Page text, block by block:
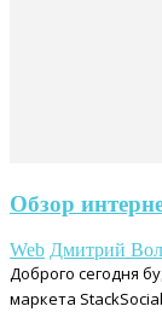
Обзор
Web Дмитрий
Доброго сегодня
маркета